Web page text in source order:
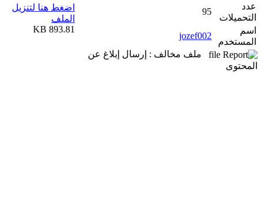
عدد
التحميلات
95
اسم
المستخدم
jozef002
ملف مخالف : إرسال إبلاغ عن
المحتوى
اضغط هنا لتنزيل
الملف
893.81 KB